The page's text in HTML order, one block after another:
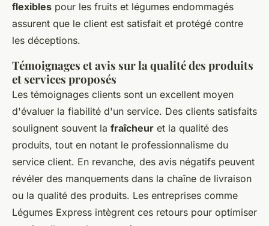
flexibles pour les fruits et légumes endommagés
assurent que le client est satisfait et protégé contre
les déceptions.
Témoignages et avis sur la qualité des produits
et services proposés
Les témoignages clients sont un excellent moyen
d'évaluer la fiabilité d'un service. Des clients satisfaits
soulignent souvent la fraîcheur et la qualité des
produits, tout en notant le professionnalisme du
service client. En revanche, des avis négatifs peuvent
révéler des manquements dans la chaîne de livraison
ou la qualité des produits. Les entreprises comme
Légumes Express intègrent ces retours pour optimiser